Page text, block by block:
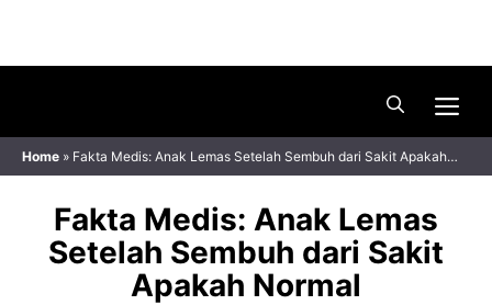
content
Home » Fakta Medis: Anak Lemas Setelah Sembuh dari Sakit Apakah
Fakta Medis: Anak Lemas
Setelah Sembuh dari Sakit
Apakah Normal